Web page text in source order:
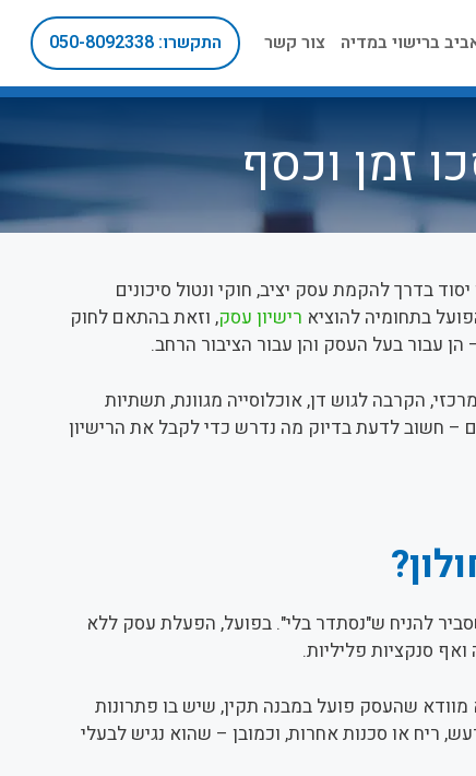
ברישוי במדיה צור קשר התקשרו: 050-8092338
זמן וכסף
בדרך להקמת עסק יציב, חוקי ונטול סיכונים
בתחומיה להוציא רישיון עסק, וזאת בהתאם לחוק
עבור בעל העסק והן עבור הציבור הרחב.
הקרבה לגוש דן, אוכלוסייה מגוונת, תשתיות
– חשוב לדעת בדיוק מה נדרש כדי לקבל את הרישיון
להניח ש"נסתדר בלי". בפועל, הפעלת עסק ללא
סנקציות פליליות.
שהעסק פועל במבנה תקין, שיש בו פתרונות
ריח או סכנות אחרות, וכמובן – שהוא נגיש לבעלי